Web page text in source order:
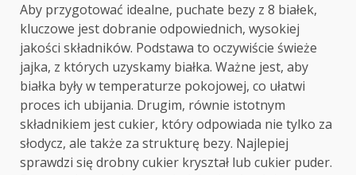
Aby przygotować idealne, puchate bezy z 8 białek,
kluczowe jest dobranie odpowiednich, wysokiej
jakości składników. Podstawa to oczywiście świeże
jajka, z których uzyskamy białka. Ważne jest, aby
białka były w temperaturze pokojowej, co ułatwi
proces ich ubijania. Drugim, równie istotnym
składnikiem jest cukier, który odpowiada nie tylko za
słodycz, ale także za strukturę bezy. Najlepiej
sprawdzi się drobny cukier kryształ lub cukier puder.